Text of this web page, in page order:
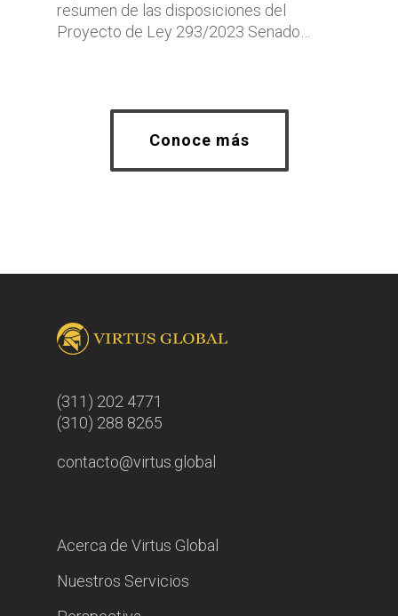
resumen de las disposiciones del
Proyecto de Ley 293/2023 Senado…
Conoce más
(311) 202 4771
(310) 288 8265
contacto@virtus.global
Acerca de Virtus Global
Nuestros Servicios